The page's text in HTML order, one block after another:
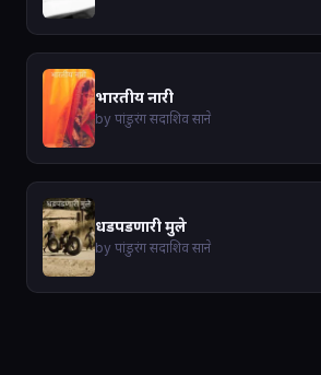
भारतीय नारी
by पांडुरंग सदाशिव साने
धडपडणारी मुले
by पांडुरंग सदाशिव साने